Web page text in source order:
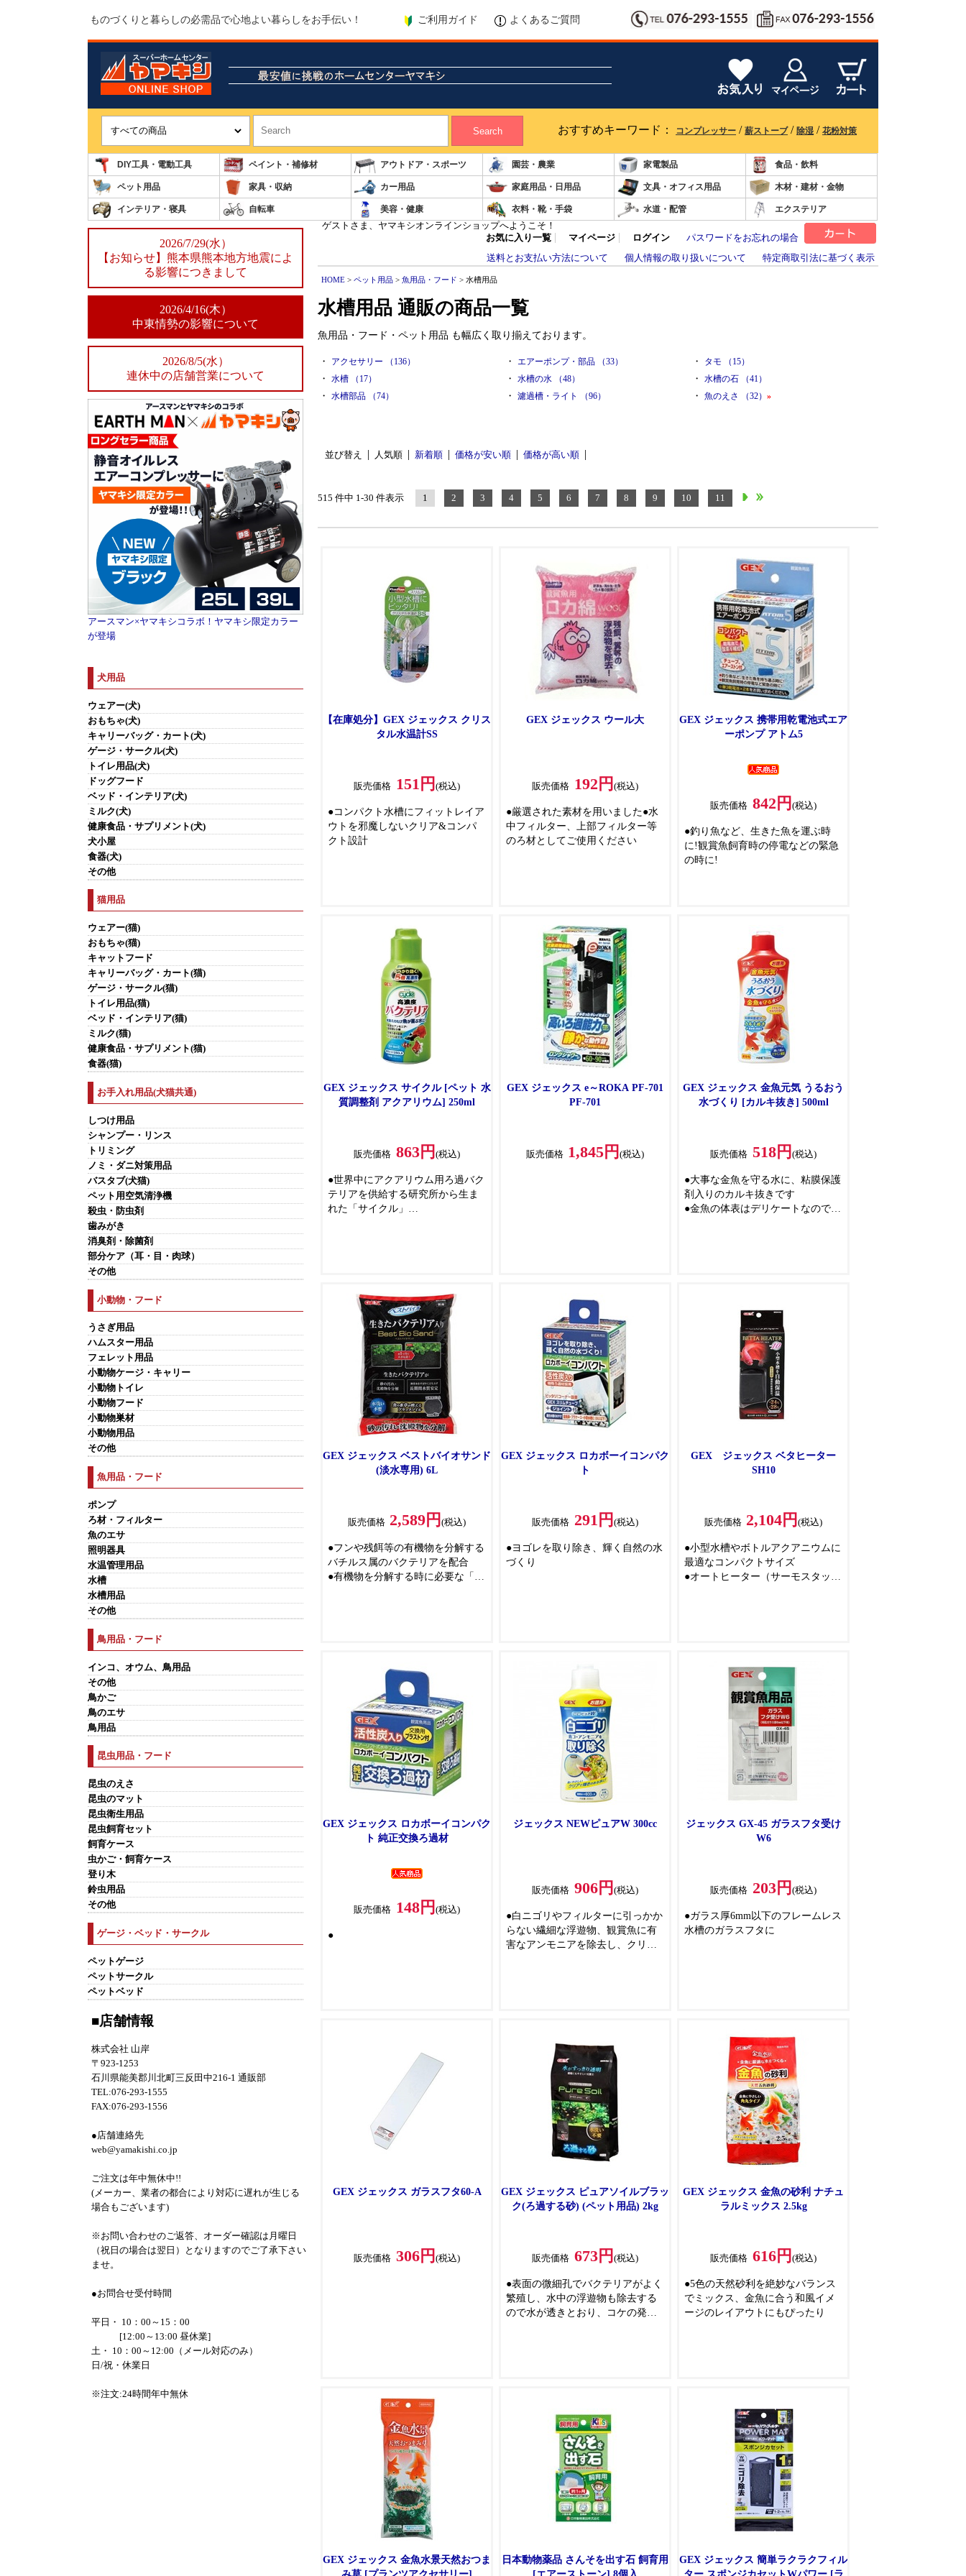
ものづくりと暮らしの必需品で心地よい暮らしをお手伝い！ ご利用ガイド よくあるご質問
Search おすすめキーワード： コンプレッサー / 薪ストーブ/ 除湿 / 花粉対策
DIY工具・電動工具 ペイント・補修材 アウトドア・スポーツ 園芸・農業 家電製品 食品・飲料
ペット用品 家具・収納 カー用品 家庭用品・日用品 文具・オフィス用品 木材・建材・金物
インテリア・寝具 自転車 美容・健康 衣料・靴・手袋 水道・配管 エクステリア
2026/7/29(水）
【お知らせ】熊本県熊本地方地震によ
る影響につきまして
2026/4/16(木）
中東情勢の影響について
2026/8/5(水）
連休中の店舗営業について
アースマン×ヤマキシコラボ！ヤマキシ限定カラー
が登場
犬用品
ウェアー(犬)
おもちゃ(犬)
キャリーバッグ・カート(犬)
ゲージ・サークル(犬)
トイレ用品(犬)
ドッグフード
ベッド・インテリア(犬)
ミルク(犬)
健康食品・サプリメント(犬)
犬小屋
食器(犬)
その他
猫用品
ウェアー(猫)
おもちゃ(猫)
キャットフード
キャリーバッグ・カート(猫)
ゲージ・サークル(猫)
トイレ用品(猫)
ベッド・インテリア(猫)
ミルク(猫)
健康食品・サプリメント(猫)
食器(猫)
お手入れ用品(犬猫共通)
しつけ用品
シャンプー・リンス
トリミング
ノミ・ダニ対策用品
バスタブ(犬猫)
ペット用空気清浄機
殺虫・防虫剤
歯みがき
消臭剤・除菌剤
部分ケア（耳・目・肉球）
その他
小動物・フード
うさぎ用品
ハムスター用品
フェレット用品
小動物ケージ・キャリー
小動物トイレ
小動物フード
小動物巣材
小動物用品
その他
魚用品・フード
ポンプ
ろ材・フィルター
魚のエサ
照明器具
水温管理用品
水槽
水槽用品
その他
鳥用品・フード
インコ、オウム、鳥用品
その他
鳥かご
鳥のエサ
鳥用品
昆虫用品・フード
昆虫のえさ
昆虫のマット
昆虫衛生用品
昆虫飼育セット
飼育ケース
虫かご・飼育ケース
登り木
鈴虫用品
その他
ゲージ・ベッド・サークル
ペットゲージ
ペットサークル
ペットベッド
■店舗情報
株式会社 山岸
〒923-1253
石川県能美郡川北町三反田中216-1 通販部
TEL:076-293-1555
FAX:076-293-1556
●店舗連絡先
web@yamakishi.co.jp
ご注文は年中無休中!!
(メーカー、業者の都合により対応に遅れが生じる
場合もございます)
※お問い合わせのご返答、オーダー確認は月曜日
（祝日の場合は翌日）となりますのでご了承下さい
ませ。
●お問合せ受付時間
平日・ 10：00～15：00
[12:00～13:00 昼休業]
土・ 10：00～12:00（メール対応のみ）
日/祝・休業日
※注文:24時間年中無休
ゲストさま、ヤマキシオンラインショップへようこそ！
お気に入り一覧
マイページ ログイン
パスワードをお忘れの場合
送料とお支払い方法について
個人情報の取り扱いについて 特定商取引法に基づく表示
HOME > ペット用品 > 魚用品・フード > 水槽用品
水槽用品 通販の商品一覧
魚用品・フード・ペット用品 も幅広く取り揃えております。
・ アクセサリー （136） ・ エアーポンプ・部品 （33） ・ タモ （15）
・ 水槽 （17） ・ 水槽の水 （48） ・ 水槽の石 （41）
・ 水槽部品 （74） ・ 濾過槽・ライト （96） ・ 魚のえさ （32） »
並び替え 人気順 新着順 価格が安い順 価格が高い順
515 件中 1-30 件表示 1 2 3 4 5 6 7 8 9 10 11
【在庫処分】GEX ジェックス クリス
タル水温計SS
販売価格 151円 (税込)
●コンパクト水槽にフィットレイア
ウトを邪魔しないクリア&コンパ
クト設計
GEX ジェックス ウール大
販売価格 192円 (税込)
●厳選された素材を用いました●水
中フィルター、上部フィルター等
のろ材としてご使用ください
GEX ジェックス 携帯用乾電池式エア
ーポンプ アトム5
販売価格 842円 (税込)
●釣り魚など、生きた魚を運ぶ時
に!観賞魚飼育時の停電などの緊急
の時に!
GEX ジェックス サイクル [ペット 水
質調整剤 アクアリウム] 250ml
販売価格 863円 (税込)
●世界中にアクアリウム用ろ過バク
テリアを供給する研究所から生ま
れた「サイクル」
段階である有機物(食べ残しのエサ
やフン、生物の死骸など)の分解能
力も併せ持ち、その後の独立栄養
細菌(硝化細菌)がスムーズに活動で
きることによって、アンモニア、
亜硝酸の硝化まで、バランスのい
いろ過能力を発揮します
●バクテリアのフロック(塊)を沈殿
させることにより、空気とに触れ
にくくなるため、保存中も高い鮮
度を維持
●約48時間で完全に活性化し、10日
ほどでアンモニアを酸化させ硝化
●更に5倍濃度のバクテリアを配合
することより、より素早く魚たち
GEX ジェックス e～ROKA PF-701
PF-701
販売価格 1,845円(税込)
GEX ジェックス 金魚元気 うるおう
水づくり [カルキ抜き] 500ml
販売価格 518円 (税込)
●大事な金魚を守る水に、粘膜保護
剤入りのカルキ抜きです
●金魚の体表はデリケートなので、
GEX ジェックス ベストバイオサンド
(淡水専用) 6L
販売価格 2,589円(税込)
●フンや残餌等の有機物を分解する
バチルス属のバクテリアを配合
●有機物を分解する時に必要な「酵
GEX ジェックス ロカボーイコンパク
ト
販売価格 291円 (税込)
●ヨゴレを取り除き、輝く自然の水
づくり
GEX ジェックス ベタヒーター
SH10
販売価格 2,104円(税込)
●小型水槽やボトルアクアニウムに
最適なコンパクトサイズ
●オートヒーター（サーモスタット
GEX ジェックス ロカボーイコンパク
ト 純正交換ろ過材
販売価格 148円 (税込)
●
ジェックス NEWピュアW 300cc
販売価格 906円 (税込)
●白ニゴリやフィルターに引っかか
らない繊細な浮遊物、観賞魚に有
害なアンモニアを除去し、クリア
ジェックス GX-45 ガラスフタ受け
W6
販売価格 203円 (税込)
●ガラス厚6mm以下のフレームレス
水槽のガラスフタに
GEX ジェックス ガラスフタ60-A
販売価格 306円 (税込)
GEX ジェックス ピュアソイルブラッ
ク(ろ過する砂) (ペット用品) 2kg
販売価格 673円 (税込)
●表面の微細孔でバクテリアがよく
繁殖し、水中の浮遊物も除去する
ので水が透きとおり、コケの発生
GEX ジェックス 金魚の砂利 ナチュ
ラルミックス 2.5kg
販売価格 616円 (税込)
●5色の天然砂利を絶妙なバランス
でミックス、金魚に合う和風イメ
ージのレイアウトにもぴったり
GEX ジェックス 金魚水景天然おつま
日本動物薬品 さんそを出す石 飼育用
GEX ジェックス 簡単ラクラクフィル